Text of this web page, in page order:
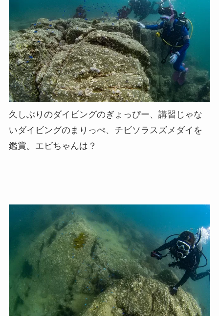
久しぶりのダイビングのぎょっぴー、講習じゃな
いダイビングのまりっぺ、チビソラスズメダイを
鑑賞。エビちゃんは？